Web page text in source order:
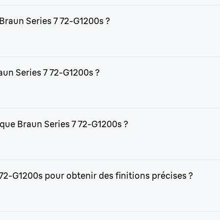
Series 7 72-G1200s ?
Series 7 72-G1200s ?
Braun Series 7 72-G1200s ?
G1200s pour obtenir des finitions précises ?